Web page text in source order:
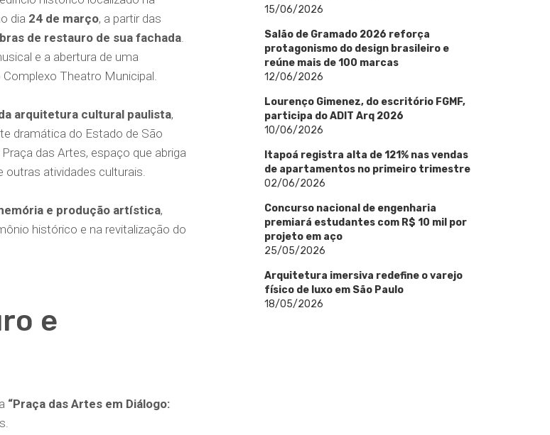
dia 24 de março, a partir das
de restauro de sua fachada
e a abertura de uma
Theatro Municipal.
arquitetura cultural paulista,
dramática do Estado de São
das Artes, espaço que abriga
outras atividades culturais.
e produção artística,
histórico e na revitalização do
e
“Praça das Artes em Diálogo:
15/06/2026
Salão de Gramado 2026 reforça
protagonismo do design brasileiro e
reúne mais de 100 marcas
12/06/2026
Lourenço Gimenez, do escritório FGMF,
participa do ADIT Arq 2026
10/06/2026
Itapoá registra alta de 121% nas vendas
de apartamentos no primeiro trimestre
02/06/2026
Concurso nacional de engenharia
premiará estudantes com R$ 10 mil por
projeto em aço
25/05/2026
Arquitetura imersiva redefine o varejo
físico de luxo em São Paulo
18/05/2026